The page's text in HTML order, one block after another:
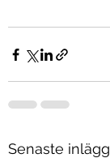
Senaste inlägg